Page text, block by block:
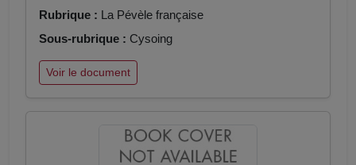
Rubrique : La Pévèle française
Sous-rubrique : Cysoing
Voir le document